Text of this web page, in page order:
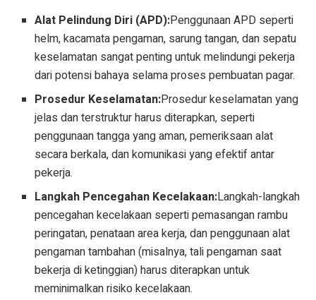
Alat Pelindung Diri (APD):Penggunaan APD seperti
helm, kacamata pengaman, sarung tangan, dan sepatu
keselamatan sangat penting untuk melindungi pekerja
dari potensi bahaya selama proses pembuatan pagar.
Prosedur Keselamatan:Prosedur keselamatan yang
jelas dan terstruktur harus diterapkan, seperti
penggunaan tangga yang aman, pemeriksaan alat
secara berkala, dan komunikasi yang efektif antar
pekerja.
Langkah Pencegahan Kecelakaan:Langkah-langkah
pencegahan kecelakaan seperti pemasangan rambu
peringatan, penataan area kerja, dan penggunaan alat
pengaman tambahan (misalnya, tali pengaman saat
bekerja di ketinggian) harus diterapkan untuk
meminimalkan risiko kecelakaan.